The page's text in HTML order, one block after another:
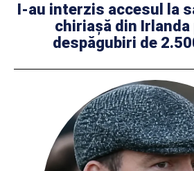
I-au interzis accesul la
chiriașă din
despăgubiri de